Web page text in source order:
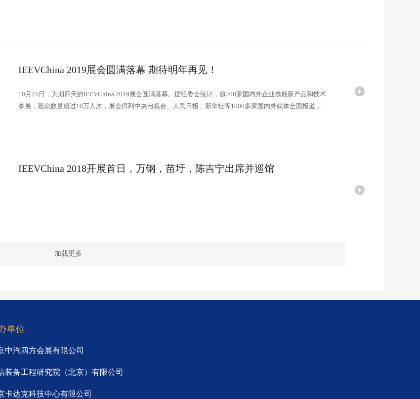
IEEVChina 2019展会圆满落幕 期待明年再见！
10月25日，为期四天的IEEVChina 2019展会圆满落幕。据组委会统计，超200家国内外企业携最新产品和技术
参展，观众数量超过10万人次，展会得到中央电视台、人民日报、新华社等1000多家国内外媒体全面报道，相
IEEVChina 2018开展首日，万钢，苗圩，陈吉宁出席并巡馆
加载更多
单位
中汽四方会展有限公司
装备工程研究院（北京）有限公司
卡达克科技中心有限公司